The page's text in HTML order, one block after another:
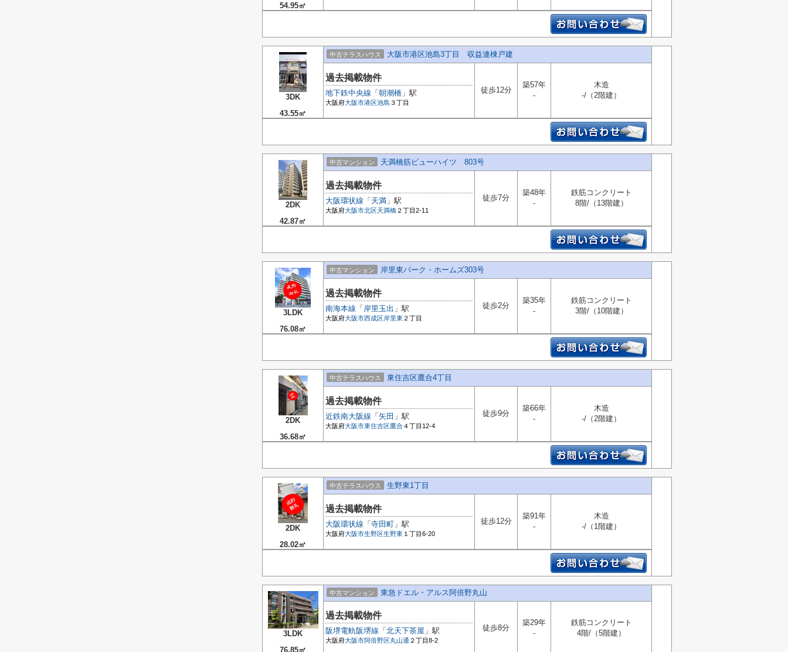
54.95㎡
3DK
43.55㎡
中古テラスハウス 大阪市港区池島3丁目 収益連棟戸建
過去掲載物件
地下鉄中央線 「 朝潮橋 」駅
大阪府大阪市港区池島 ３丁目
徒歩12分
築57年
-
木造
-/（2階建）
2DK
42.87㎡
中古マンション 天満橋筋ビューハイツ 803号
過去掲載物件
大阪環状線 「 天満 」駅
大阪府大阪市北区 天満橋 ２丁目2-11
徒歩7分
築48年
-
鉄筋コンクリート
8階/（13階建）
3LDK
76.08㎡
中古マンション 岸里東パーク・ホームズ303号
過去掲載物件
南海本線 「 岸里玉出 」駅
大阪府大阪市西成区 岸里東 ２丁目
徒歩2分
築35年
-
鉄筋コンクリート
3階/（10階建）
2DK
36.68㎡
中古テラスハウス 東住吉区鷹合4丁目
過去掲載物件
近鉄南大阪線 「 矢田 」駅
大阪府大阪市東住吉区 鷹合４丁目12-4
徒歩9分
築66年
-
木造
-/（2階建）
2DK
28.02㎡
中古テラスハウス 生野東1丁目
過去掲載物件
大阪環状線 「 寺田町 」駅
大阪府大阪市生野区生野東 １丁目6-20
徒歩12分
築91年
-
木造
-/（1階建）
3LDK
76.85㎡
中古マンション 東急ドエル・アルス阿倍野丸山
過去掲載物件
阪堺電軌阪堺線 「 北天下茶屋 」駅
大阪府大阪市阿倍野区 丸山通 ２丁目8-2
徒歩8分
築29年
-
鉄筋コンクリート
4階/（5階建）